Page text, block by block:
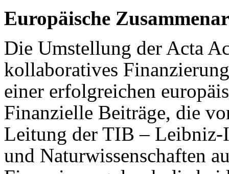
Europäische
Die Umstellung der Acta
kollaboratives
einer erfolgreichen
Finanzielle Beiträge, die
Leitung der TIB – Leibniz-
und Naturwissenschaften